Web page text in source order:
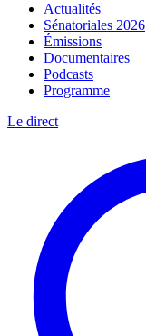
Actualités
Sénatoriales 2026
Émissions
Documentaires
Podcasts
Programme
Le direct